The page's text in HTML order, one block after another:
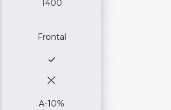
1400
Frontal
A-10%